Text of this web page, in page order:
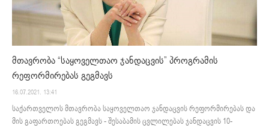
მთავრობა “საყოველთაო ჯანდაცვის” პროგრამის
რეფორმირებას გეგმავს
16.07.2021. 13:41
საქართველოს მთავრობა საყოველთაო ჯანდაცვის რეფორმირებას და
მის გაფართოებას გეგმავს - შესაბამის ცვლილებას ჯანდაცვის 10-